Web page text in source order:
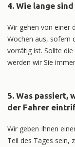
4. Wie lange
Wir gehen von einer
Wochen aus, sofern
vorrätig ist. Sollte
werden wir Sie
5. Was passiert,
der Fahrer
Wir geben Ihnen
Teil des Tages sein,